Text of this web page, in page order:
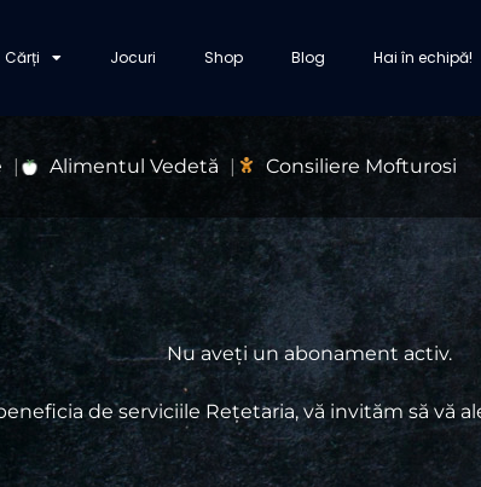
Cărți Jocuri Shop Blog Hai în echipă‎!
Alimentul Vedetă Consiliere Mofturosi
Nu aveți un abonament activ.
de serviciile Rețetaria, vă invităm să vă